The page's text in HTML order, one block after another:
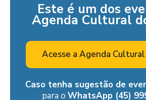
Este é um dos
Agenda Cultural
Acesse a Agenda
Caso tenha sugestão de
para o WhatsApp (45)